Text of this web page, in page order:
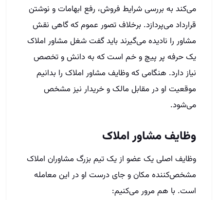
می‌کند به بررسی شرایط فروش، رفع ابهامات و نوشتن
قرارداد می‌پردازد. برخلاف تصور عموم که گاهی نقش
مشاور را نادیده می‌گیرند باید گفت شغل مشاور املاک
یک حرفه پر پیچ و خم است که به دانش و تخصص
نیاز دارد. هنگامی که وظایف مشاور املاک را بدانیم
موقعیت او در مقابل مالک و خریدار نیز مشخص
می‌شود.
وظایف مشاور املاک
وظایف اصلی یک عضو از یک تیم بزرگ مشاوران املاک
مشخص‌کننده مکان و جای درست او در این معامله
است. با هم مرور می‌کنیم: